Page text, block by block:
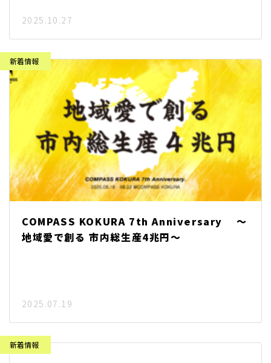
2025.10.27
COMPASS KOKURA 7th Anniversary 〜
地域愛で創る 市内総生産4兆円〜
2025.07.19